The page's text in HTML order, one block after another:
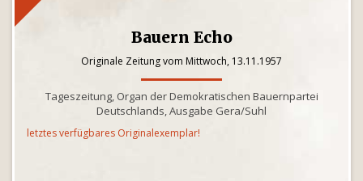
Bauern Echo
Originale Zeitung vom Mittwoch, 13.11.1957
Tageszeitung, Organ der Demokratischen Bauernpartei
Deutschlands, Ausgabe Gera/Suhl
letztes verfügbares Originalexemplar!